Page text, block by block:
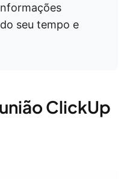
seu tempo e
ClickUp